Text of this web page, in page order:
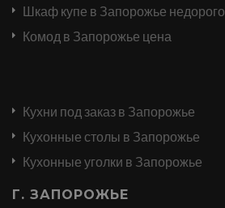
Шкаф купе в Запорожье недорого
Комод в Запорожье цена
Кухни под заказ в Запорожье
Кухонные столы в Запорожье
Кухонные уголки в Запорожье
Г. ЗАПОРОЖЬЕ